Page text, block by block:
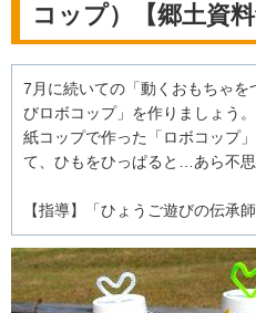
コップ）【郷土資料
7月に続いての「動くおもちゃ
びロボコップ」を作りましょう。
紙コップで作った「ロボコップ
て、ひもをひっぱると…あら不
【指導】「ひょうご遊びの伝承